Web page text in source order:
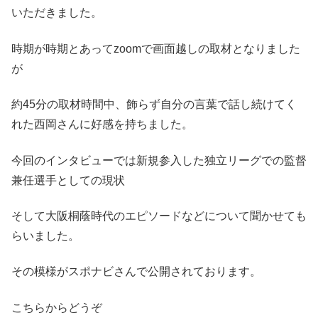
いただきました。
時期が時期とあってzoomで画面越しの取材となりました
が
約45分の取材時間中、飾らず自分の言葉で話し続けてく
れた西岡さんに好感を持ちました。
今回のインタビューでは新規参入した独立リーグでの監督
兼任選手としての現状
そして大阪桐蔭時代のエピソードなどについて聞かせても
らいました。
その模様がスポナビさんで公開されております。
こちらからどうぞ